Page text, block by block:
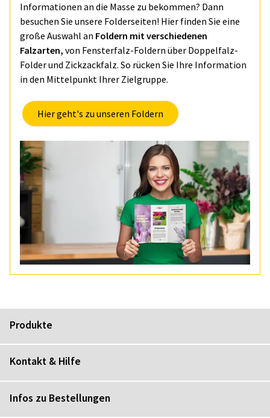
Informationen an die Masse zu bekommen? Dann
besuchen Sie unsere Folderseiten! Hier finden Sie eine
große Auswahl an Foldern mit verschiedenen
Falzarten, von Fensterfalz-Foldern über Doppelfalz-
Folder und Zickzackfalz. So rücken Sie Ihre Information
in den Mittelpunkt Ihrer Zielgruppe.
Hier geht's zu unseren Foldern
Produkte
Kontakt & Hilfe
Infos zu Bestellungen